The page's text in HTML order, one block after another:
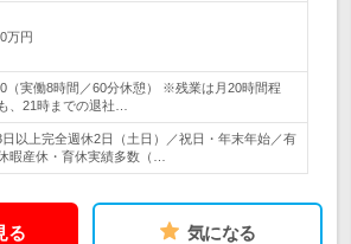
万円
（実働8時間／60分休憩） ※残業は月20時間程
、21時までの退社…
以上完全週休2日（土日）／祝日・年末年始／有
暇産休・育休実績多数（…
る 気になる